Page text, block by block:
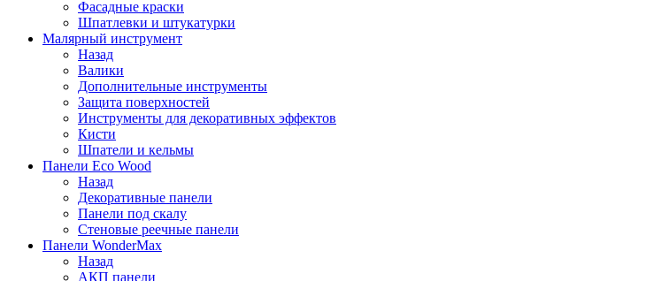
Фасадные краски
Шпатлевки и штукатурки
Малярный инструмент
Назад
Валики
Дополнительные инструменты
Защита поверхностей
Инструменты для декоративных эффектов
Кисти
Шпатели и кельмы
Панели Eco Wood
Назад
Декоративные панели
Панели под скалу
Стеновые реечные панели
Панели WonderMax
Назад
АКП панели